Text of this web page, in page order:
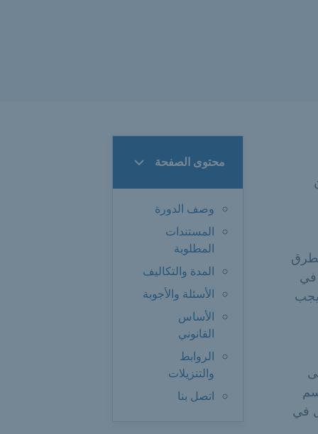
محتوى الصفحة
وصف الدورة
المستندات
المطلوبة
المدة والتكاليف
الأسئلة والأجوبة
الأساس
القانوني
الروابط
والتنزيلات
اتصل بنا
في
يجب
في